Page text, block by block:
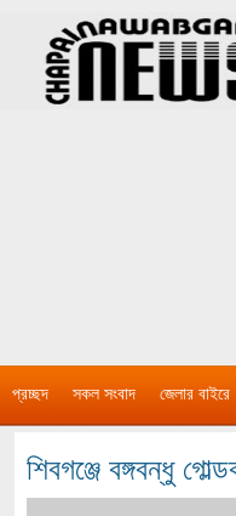
প্রচ্ছদ সকল সংবাদ জেলার বাইরে
শিবগঞ্জে বঙ্গবন্ধু